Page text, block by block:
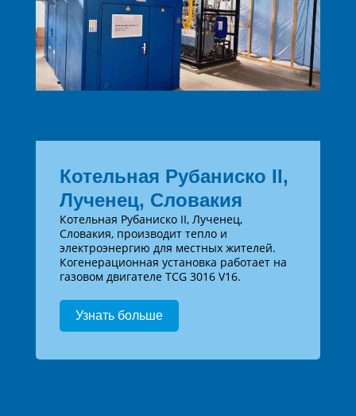
Котельная Рубаниско II,
Лученец, Словакия
Котельная Рубаниско II, Лученец,
Словакия, производит тепло и
электроэнергию для местных жителей.
Когенерационная установка работает на
газовом двигателе TCG 3016 V16.
Узнать больше